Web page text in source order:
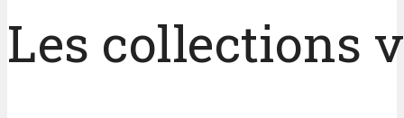
Les collections